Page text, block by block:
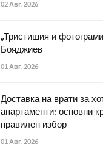
02 Авг. 2026
„Тристишия и
Бояджиев
01 Авг. 2026
Доставка на врати за
апартаменти: основни
правилен избор
01 Авг. 2026